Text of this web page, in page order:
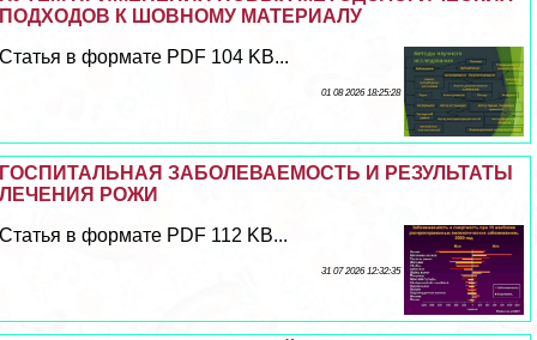
ПОДХОДОВ К ШОВНОМУ МАТЕРИАЛУ
Статья в формате PDF 104 KB...
01 08 2026 18:25:28
ГОСПИТАЛЬНАЯ ЗАБОЛЕВАЕМОСТЬ И РЕЗУЛЬТАТЫ
ЛЕЧЕНИЯ РОЖИ
Статья в формате PDF 112 KB...
31 07 2026 12:32:35